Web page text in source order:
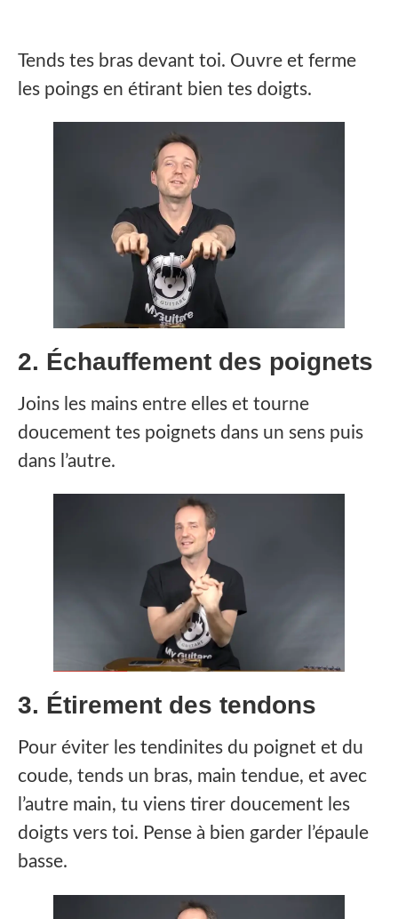
Tends tes bras devant toi. Ouvre et ferme
les poings en étirant bien tes doigts.
2. Échauffement des poignets
Joins les mains entre elles et tourne
doucement tes poignets dans un sens puis
dans l’autre.
3. Étirement des tendons
Pour éviter les tendinites du poignet et du
coude, tends un bras, main tendue, et avec
l’autre main, tu viens tirer doucement les
doigts vers toi. Pense à bien garder l’épaule
basse.